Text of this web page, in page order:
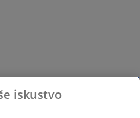
iskustvo